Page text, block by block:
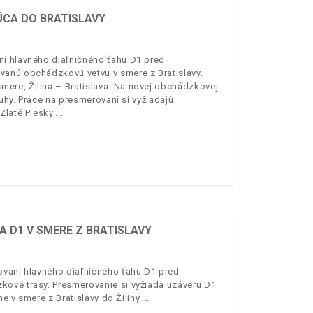
DO BRATISLAVY
hlavného diaľničného ťahu D1 pred
obchádzkovú vetvu v smere z Bratislavy.
Žilina – Bratislava. Na novej obchádzkovej
Práce na presmerovaní si vyžiadajú
Piesky.
D1 V SMERE Z BRATISLAVY
hlavného diaľničného ťahu D1 pred
trasy. Presmerovanie si vyžiada uzáveru D1
v smere z Bratislavy do Žiliny.